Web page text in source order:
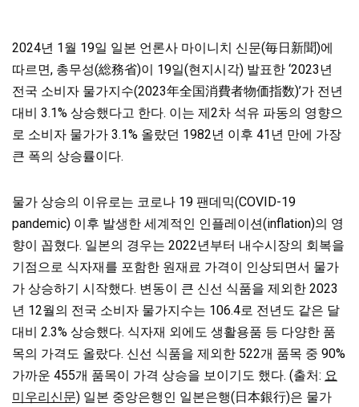
2024년 1월 19일 일본 언론사 마이니치 신문(毎日新聞)에
따르면, 총무성(総務省)이 19일(현지시각) 발표한 ‘2023년
전국 소비자 물가지수(2023年全国消費者物価指数)’가 전년
대비 3.1% 상승했다고 한다. 이는 제2차 석유 파동의 영향으
로 소비자 물가가 3.1% 올랐던 1982년 이후 41년 만에 가장
큰 폭의 상승률이다.
물가 상승의 이유로는 코로나 19 팬데믹(COVID-19
pandemic) 이후 발생한 세계적인 인플레이션(inflation)의 영
향이 꼽혔다. 일본의 경우는 2022년부터 내수시장의 회복을
기점으로 식자재를 포함한 원재료 가격이 인상되면서 물가
가 상승하기 시작했다. 변동이 큰 신선 식품을 제외한 2023
년 12월의 전국 소비자 물가지수는 106.4로 전년도 같은 달
대비 2.3% 상승했다. 식자재 외에도 생활용품 등 다양한 품
목의 가격도 올랐다. 신선 식품을 제외한 522개 품목 중 90%
가까운 455개 품목이 가격 상승을 보이기도 했다. (출처: 요
미우리신문) 일본 중앙은행인 일본은행(日本銀行)은 물가